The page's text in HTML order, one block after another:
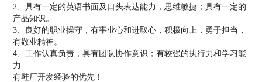
2、具有一定的英语书面及口头表达能力，思维敏捷；具有一定的
产品知识。
3、良好的职业操守，有事业心和进取心，积极向上，勇于担当，
有敬业精神。
4、工作认真负责，具有团队协作意识；有较强的执行力和学习能
力
有鞋厂开发经验的优先！